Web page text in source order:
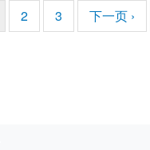
页
面
2
页
面
3
下
一
下一页 ›